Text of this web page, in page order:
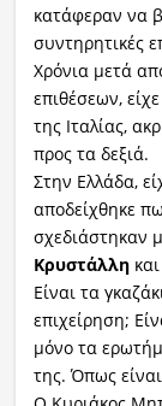
κατάφεραν να
συντηρητικές
Χρόνια μετά
επιθέσεων,
της Ιταλίας,
προς τα δεξιά.
Στην Ελλάδα,
αποδείχθηκε
σχεδιάστηκαν
Κρυστάλλη
Είναι τα
επιχείρηση;
μόνο τα
της. Όπως